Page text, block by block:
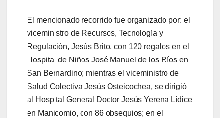
El mencionado recorrido fue organizado por: el
viceministro de Recursos, Tecnología y
Regulación, Jesús Brito, con 120 regalos en el
Hospital de Niños José Manuel de los Ríos en
San Bernardino; mientras el viceministro de
Salud Colectiva Jesús Osteicochea, se dirigió
al Hospital General Doctor Jesús Yerena Lídice
en Manicomio, con 86 obsequios; en el